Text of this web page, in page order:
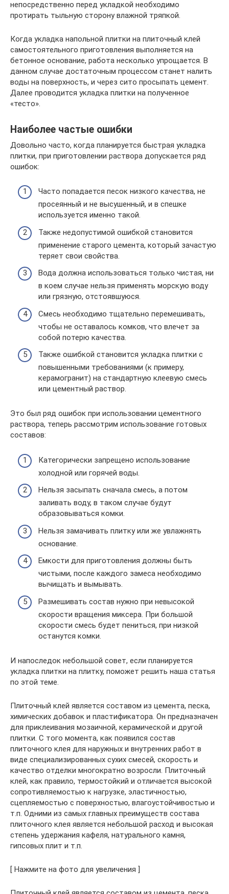
непосредственно перед укладкой необходимо
протирать тыльную сторону влажной тряпкой.
Когда укладка напольной плитки на плиточный клей
самостоятельного приготовления выполняется на
бетонное основание, работа несколько упрощается. В
данном случае достаточным процессом станет налить
воды на поверхность, и через сито просыпать цемент.
Далее проводится укладка плитки на полученное
«тесто».
Наиболее частые ошибки
Довольно часто, когда планируется быстрая укладка
плитки, при приготовлении раствора допускается ряд
ошибок:
Часто попадается песок низкого качества, не
просеянный и не высушенный, и в спешке
используется именно такой.
Также недопустимой ошибкой становится
применение старого цемента, который зачастую
теряет свои свойства.
Вода должна использоваться только чистая, ни
в коем случае нельзя применять морскую воду
или грязную, отстоявшуюся.
Смесь необходимо тщательно перемешивать,
чтобы не оставалось комков, что влечет за
собой потерю качества.
Также ошибкой становится укладка плитки с
повышенными требованиями (к примеру,
керамогранит) на стандартную клеевую смесь
или цементный раствор.
Это был ряд ошибок при использовании цементного
раствора, теперь рассмотрим использование готовых
составов:
Категорически запрещено использование
холодной или горячей воды.
Нельзя засыпать сначала смесь, а потом
заливать воду, в таком случае будут
образовываться комки.
Нельзя замачивать плитку или же увлажнять
основание.
Емкости для приготовления должны быть
чистыми, после каждого замеса необходимо
вычищать и вымывать.
Размешивать состав нужно при невысокой
скорости вращения миксера. При большой
скорости смесь будет пениться, при низкой
останутся комки.
И напоследок небольшой совет, если планируется
укладка плитки на плитку, поможет решить наша статья
по этой теме.
Плиточный клей является составом из цемента, песка,
химических добавок и пластификатора. Он предназначен
для приклеивания мозаичной, керамической и другой
плитки. С того момента, как появился состав
плиточного клея для наружных и внутренних работ в
виде специализированных сухих смесей, скорость и
качество отделки многократно возросли. Плиточный
клей, как правило, термостойкий и отличается высокой
сопротивляемостью к нагрузке, эластичностью,
сцепляемостью с поверхностью, влагоустойчивостью и
т.п. Одними из самых главных преимуществ состава
плиточного клея является небольшой расход и высокая
степень удержания кафеля, натурального камня,
гипсовых плит и т.п.
[ Нажмите на фото для увеличения ]